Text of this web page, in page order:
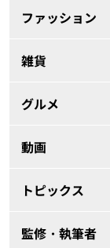
ファッション
雑貨
グルメ
動画
トピックス
監修・執筆者